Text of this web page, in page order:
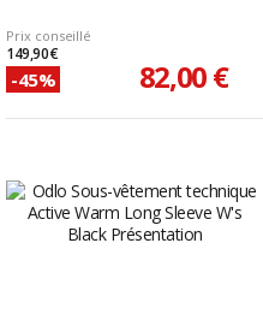
Prix conseillé
149,90 €
-45% 82,00 €